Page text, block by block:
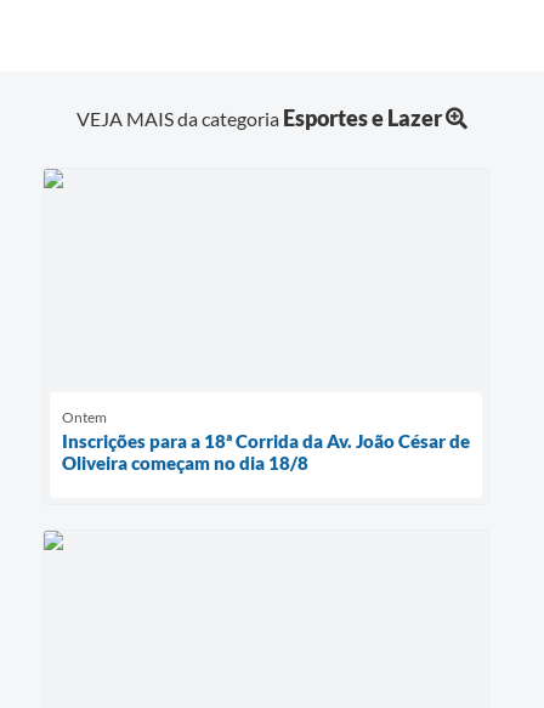
VEJA MAIS da categoria Esportes e Lazer
Ontem
Inscrições para a 18ª Corrida da Av. João César de
Oliveira começam no dia 18/8